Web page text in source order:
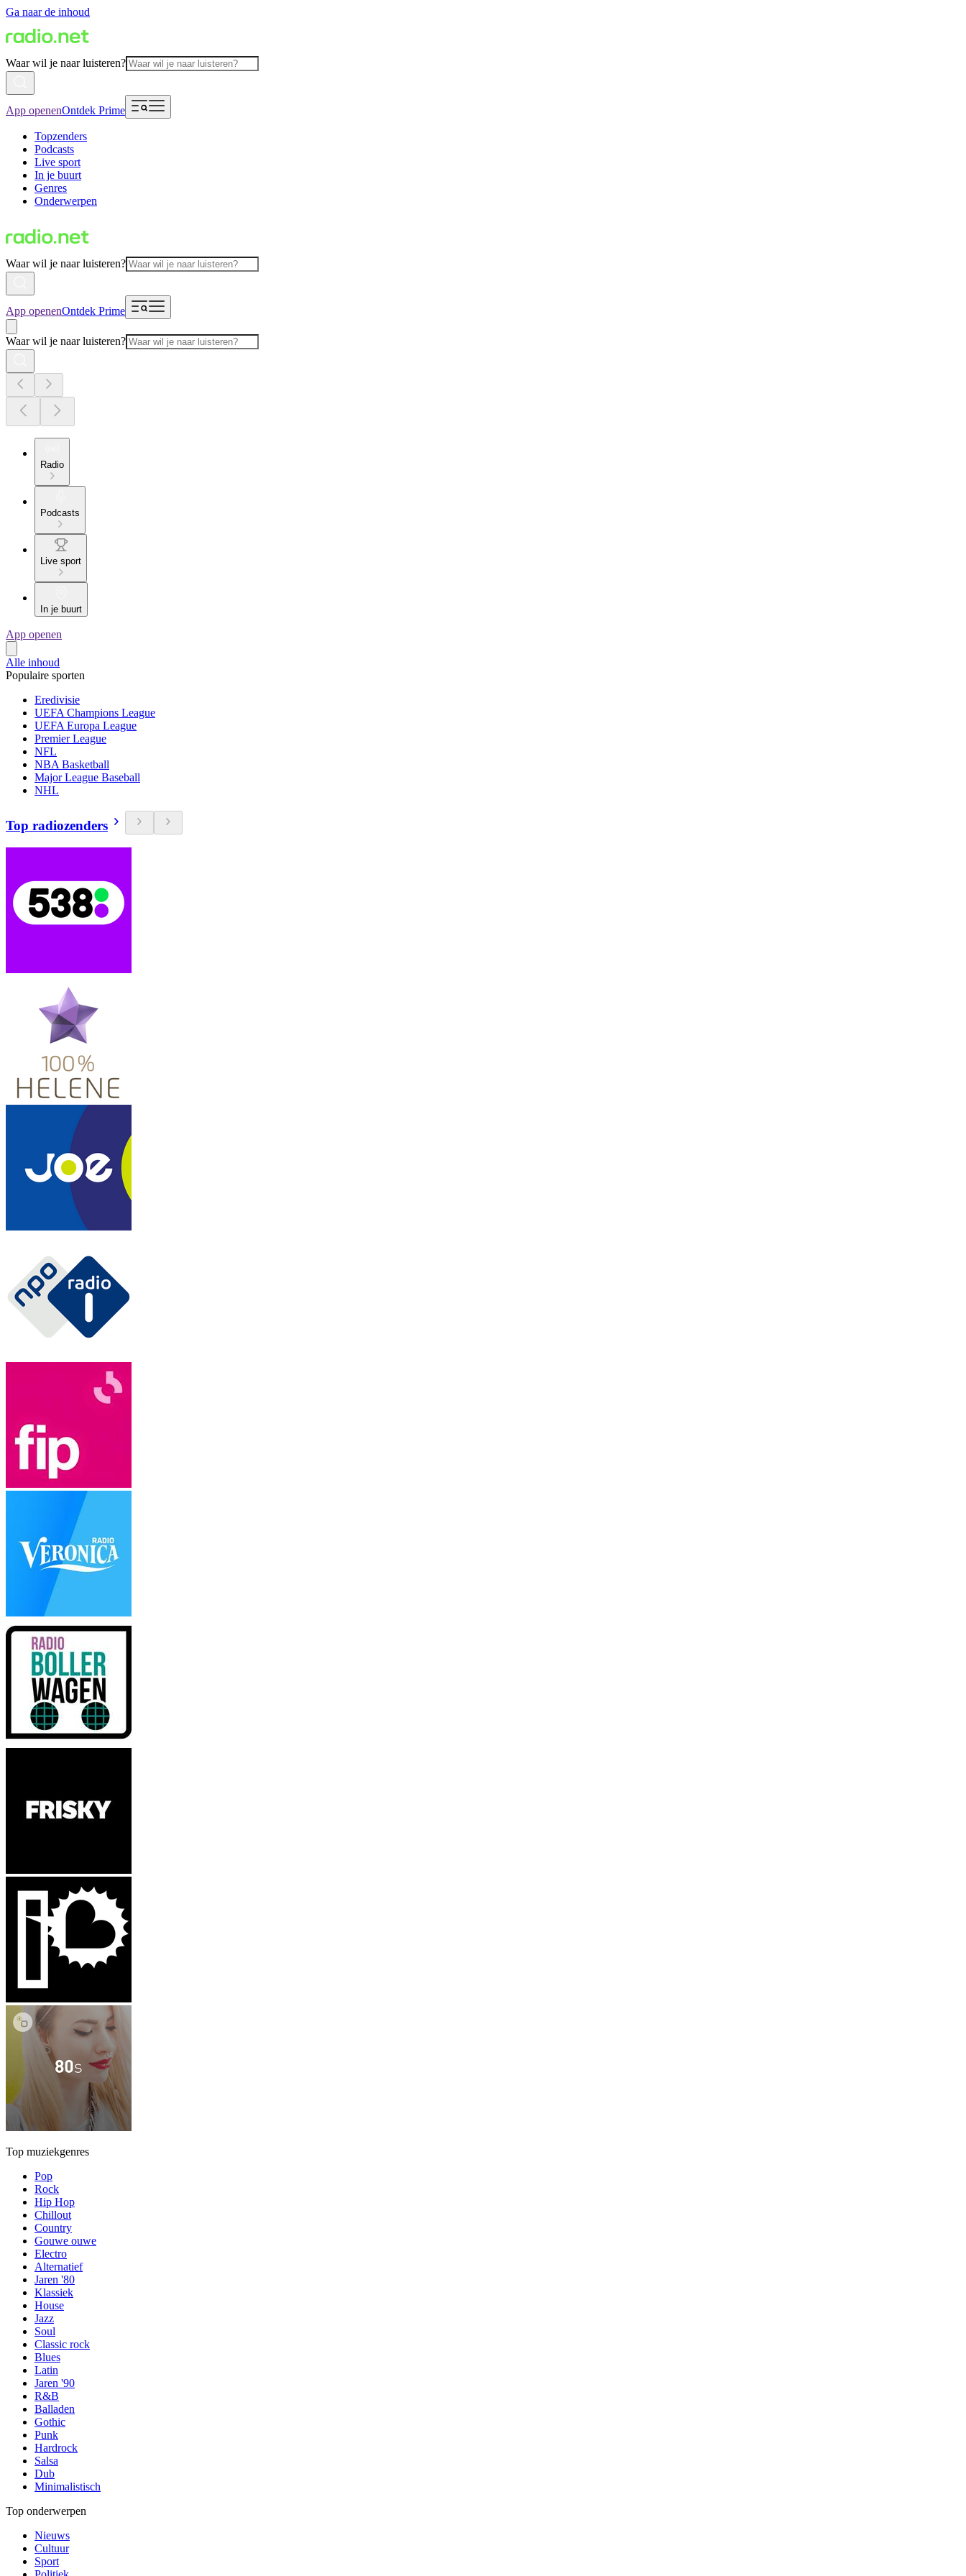
Ga naar de inhoud
Waar wil je naar luisteren?
App openenOntdek Prime
Topzenders
Podcasts
Live sport
In je buurt
Genres
Onderwerpen
Waar wil je naar luisteren?
App openenOntdek Prime
Waar wil je naar luisteren?
Radio
Podcasts
Live sport
In je buurt
App openen
Alle inhoud
Populaire sporten
Eredivisie
UEFA Champions League
UEFA Europa League
Premier League
NFL
NBA Basketball
Major League Baseball
NHL
Top radiozenders
Top muziekgenres
Pop
Rock
Hip Hop
Chillout
Country
Gouwe ouwe
Electro
Alternatief
Jaren '80
Klassiek
House
Jazz
Soul
Classic rock
Blues
Latin
Jaren '90
R&B
Balladen
Gothic
Punk
Hardrock
Salsa
Dub
Minimalistisch
Top onderwerpen
Nieuws
Cultuur
Sport